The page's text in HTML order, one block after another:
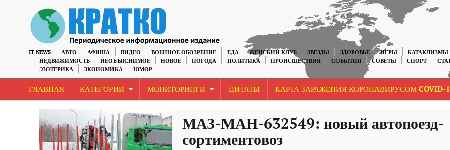
IT NEWS АВТО АФИША ВИДЕО ВОЕННОЕ ОБОЗРЕНИЕ ЕДА ЖЕНСКИЙ КЛУБ ЗВЕЗДЫ ЗДОРОВЬЕ ИГРЫ КАТАКЛИЗМЫ
НЕДВИЖИМОСТЬ
НЕОБЪЯСНИМОЕ НОВОЕ ПОГОДА ПОЛИТИКА ПРОИСШЕСТВИЯ СОБЫТИЯ СОВЕТЫ СПОРТ
ЭЗОТЕРИКА
ЭКОНОМИКА ЮМОР
ГЛАВНАЯ КАТЕГОРИИ МОНИТОРИНГИ ЦИТАТЫ КАРТА ЗАРАЖЕНИЯ КОРОНАВИРУСОМ COVID-
МАЗ­-МАН-632549: новый ав­то­по­езд-
сор­ти­мен­то­воз